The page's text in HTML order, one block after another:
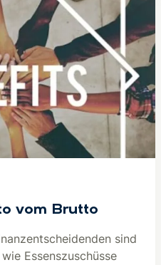
vom Brutto
sind
Essenszuschüsse